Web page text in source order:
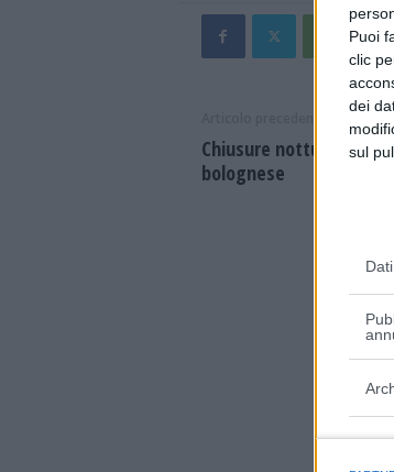
Puoi
clic
dei
sul
Chiusure notturne su
bolognese